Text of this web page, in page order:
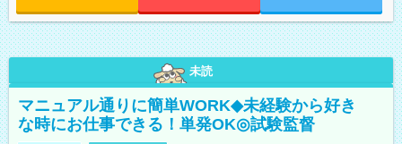
未読
マニュアル通りに簡単WORK◆未経験から好き
な時にお仕事できる！単発OK◎試験監督